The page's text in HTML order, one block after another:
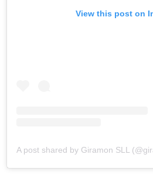
View this post on